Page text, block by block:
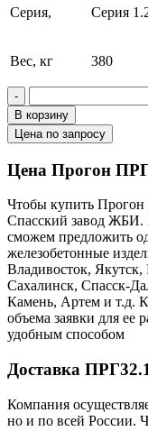
Серия, Серия
Вес, кг 380
-
В корзину
Цена по запросу
Цена Прогон
Чтобы купить Прогон
Cпасский завод ЖБИ.
сможем предложить
железобетонные
Владивосток,
Сахалинск, Спасск-
Камень, Артем и т.д.
объема заявки для ее
удобным способом
Доставка
Компания
но и по всей России.